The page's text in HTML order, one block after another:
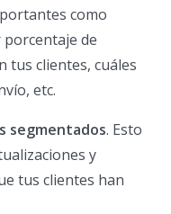
como
de
tus clientes, cuáles
etc.
segmentados. Esto
y
tus clientes han